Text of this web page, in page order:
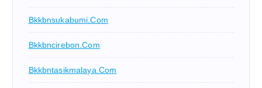
Bkkbnsukabumi.com
Bkkbncirebon.com
Bkkbntasikmalaya.com